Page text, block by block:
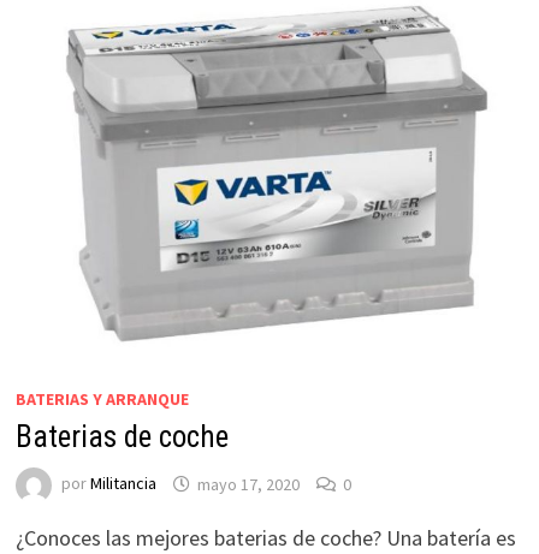
BATERIAS Y ARRANQUE
Baterias de coche
porMilitancia mayo 17, 2020 0
¿Conoces las mejores baterias de coche? Una batería es